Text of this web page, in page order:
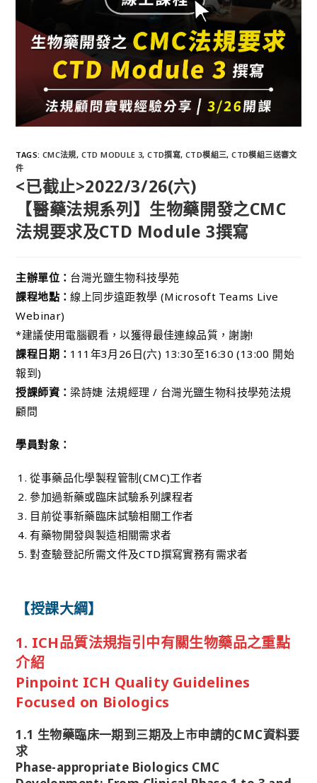
TAGS: CMC法規, CTD MODULE 3, CTD撰寫, CTD模組三, CTD模組三送審文
件
<已截止>2022/3/26(六)
【醫藥法規系列】生物藥開發之CMC
法規要求及CTD Module 3撰寫
主辦單位： 台灣光鹽生物科技學苑
課程地點：線上同步遠距教學 (Microsoft Teams Live
Webinar)
*建議使用電腦觀看，以獲得最佳連線品質，謝謝!
課程日期： 111年3月26日(六) 13:30至16:30 (13:00 開始
報到)
授課師資：梁詩婕 法規經理 / 台灣光鹽生物科技學苑法規
顧問
學員對象：
從事藥品化學製程管制(CMC)工作者
參加過新藥或臨床試驗系列課程者
目前從事新藥臨床試驗相關工作者
有藥物開發與製造相關需求者
對查驗登記所需文件及CTD撰寫實務有需求者
【授課大綱】
1. ICH品質法規指引中有關生物藥品之重點
介紹
Pinpoint ICH Quality Guidelines
Focused on Biologics
1.1 生物藥臨床一期到三期及上市申請的CMC資料要
求
Phase-appropriate Biologics CMC